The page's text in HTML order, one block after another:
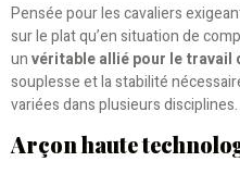
Pensée pour les cavaliers
sur le plat qu’en situation de
unvéritable allié pour le travail
souplesse et la stabilité
variées dans plusieurs disciplines.
Arçon haute